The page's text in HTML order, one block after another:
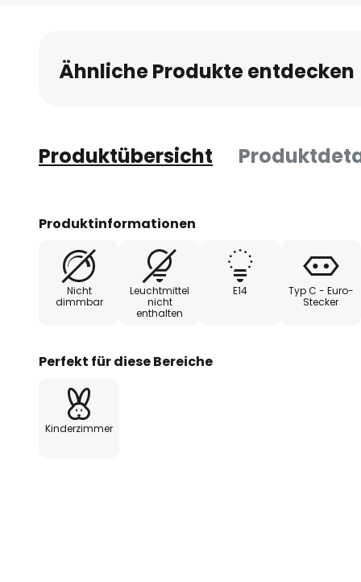
Bildgalerie
springen
Ähnliche Produkte entdecken
Produktübersicht
Produktinformationen
Nicht
dimmbar
Leuchtmittel
nicht
enthalten
E14
Typ C - Euro-
Stecker
Perfekt für diese Bereiche
Kinderzimmer